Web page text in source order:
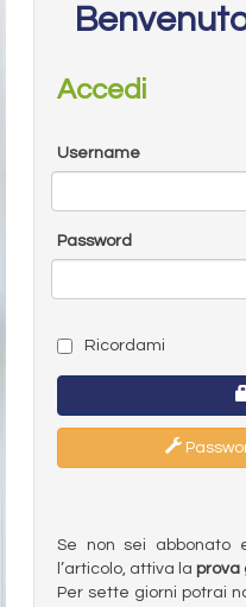
Accedi
Username
Password
Ricordami
Se non sei abbonato
l’articolo, attiva la prova
Per sette giorni potrai